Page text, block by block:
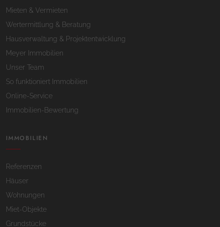
Mieten & Vermieten
Wertermittlung & Beratung
Hausverwaltung & Projektentwicklung
Meyer Immobilien
Unser Team
So funktioniert Immobilien
Online-Service
Immobilien-Bewertung
IMMOBILIEN
Referenzen
Häuser
Wohnungen
Miet-Objekte
Grundstücke